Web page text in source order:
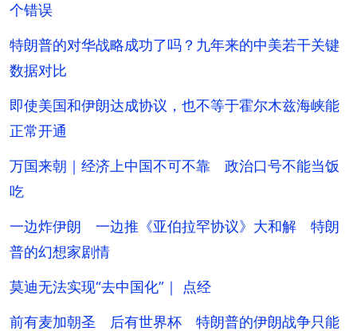
个错误
特朗普的对华战略成功了吗？九年来的中美若干关键
数据对比
即使美国和伊朗达成协议，也不等于霍尔木兹海峡能
正常开通
万国来朝｜经济上中国不可不靠 政治口号不能当饭
吃
一边炸伊朗 一边推《亚伯拉罕协议》大和解 特朗
普的幻想家剧情
莫迪无法实现“去中国化”｜ 点经
前有麦加朝圣 后有世界杯 特朗普的伊朗战争只能